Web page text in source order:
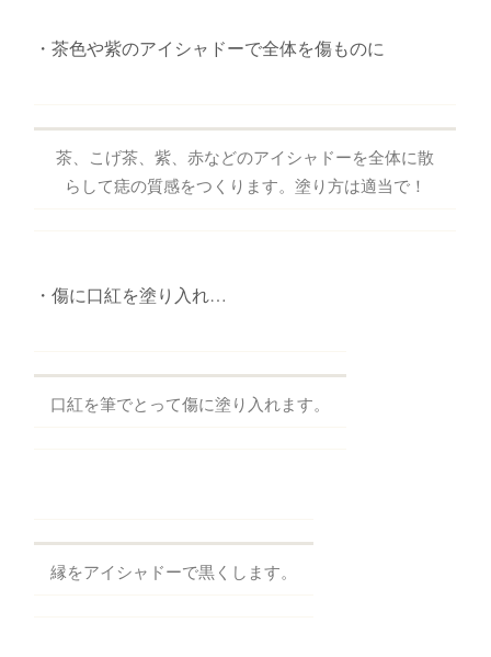
・茶色や紫のアイシャドーで全体を傷ものに
茶、こげ茶、紫、赤などのアイシャドーを全体に散
らして痣の質感をつくります。塗り方は適当で！
・傷に口紅を塗り入れ…
口紅を筆でとって傷に塗り入れます。
縁をアイシャドーで黒くします。